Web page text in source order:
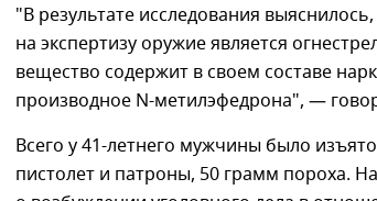
"В результате исследования
на экспертизу оружие является
вещество содержит в своем составе
производное N-метилэфедрона", —
Всего у 41-летнего мужчины было
пистолет и патроны, 50 грамм пороха.